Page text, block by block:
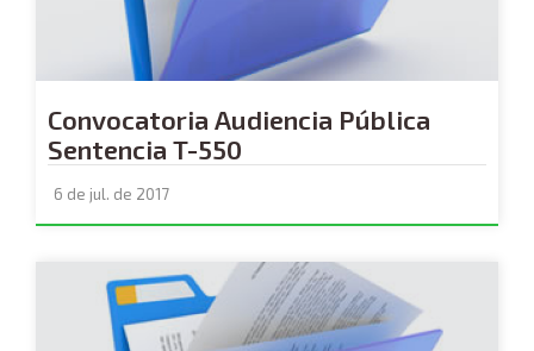
Convocatoria Audiencia Pública
Sentencia T-550
6 de jul. de 2017